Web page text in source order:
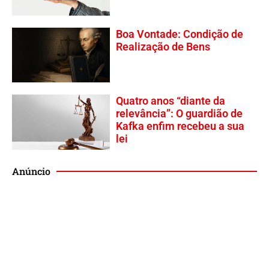
Boa Vontade: Condição de
Realização de Bens
Quatro anos “diante da
relevância”: O guardião de
Kafka enfim recebeu a sua
lei
Anúncio